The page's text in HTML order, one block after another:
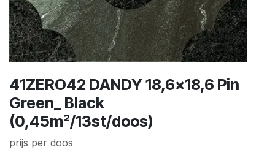
41ZERO42 DANDY 18,6x18,6 Pin
Green_ Black
(0,45m²/13st/doos)
prijs per doos